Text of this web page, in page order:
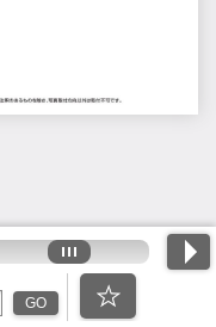
GO